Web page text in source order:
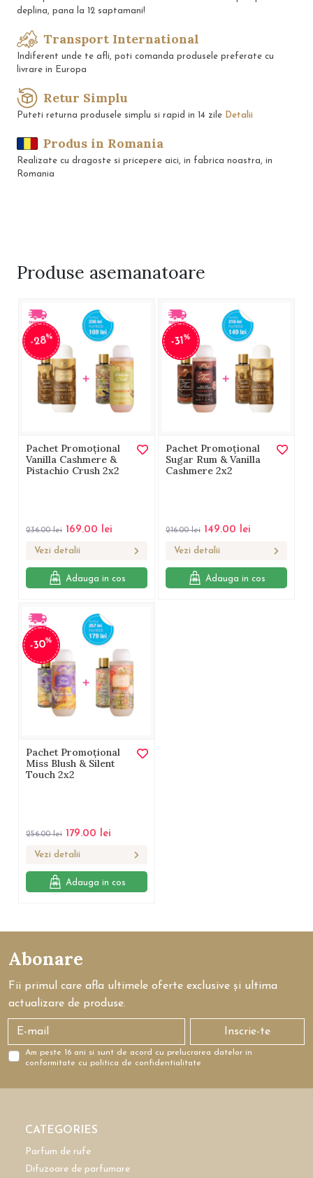
deplina, pana la 12 saptamani!
Transport International
Indiferent unde te afli, poti comanda produsele preferate cu
livrare in Europa
Retur Simplu
Puteti returna produsele simplu si rapid in 14 zile Detalii
Produs in Romania
Realizate cu dragoste si pricepere aici, in fabrica noastra, in
Romania
Produse asemanatoare
-28%
Pachet Promoțional
Vanilla Cashmere &
Pistachio Crush 2x2
236.00 lei 169.00 lei
Vezi detalii
Adauga in cos
-31%
Pachet Promoțional
Sugar Rum & Vanilla
Cashmere 2x2
216.00 lei 149.00 lei
Vezi detalii
Adauga in cos
-30%
Pachet Promoțional
Miss Blush & Silent
Touch 2x2
256.00 lei 179.00 lei
Vezi detalii
Adauga in cos
Abonare
Fii primul care afla ultimele oferte exclusive și ultima
actualizare de produse.
Inscrie-te
Am peste 16 ani si sunt de acord cu prelucrarea datelor in
conformitate cu politica de confidentialitate
CATEGORIES
Parfum de rufe
Difuzoare de parfumare